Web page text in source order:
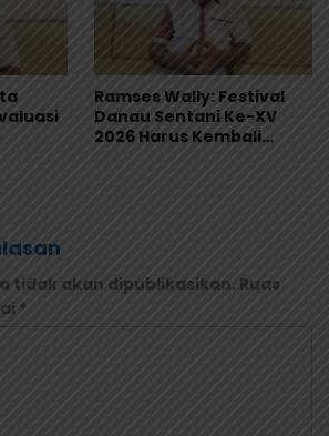
Ramses Wally: Festival
Danau Sentani Ke-XV
2026 Harus Kembali
tidak akan dipublikasikan. Ruas
*